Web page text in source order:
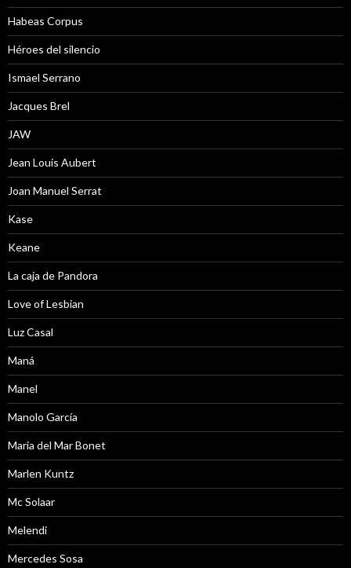
Habeas Corpus
Héroes del silencio
Ismael Serrano
Jacques Brel
JAW
Jean Louis Aubert
Joan Manuel Serrat
Kase
Keane
La caja de Pandora
Love of Lesbian
Luz Casal
Maná
Manel
Manolo García
Maria del Mar Bonet
Marlen Kuntz
Mc Solaar
Melendi
Mercedes Sosa